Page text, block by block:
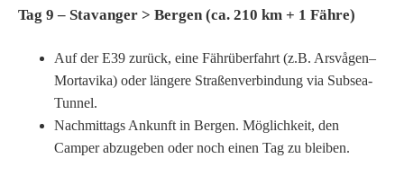
Tag 9 – Stavanger > Bergen (ca. 210 km + 1 Fähre)
Auf der E39 zurück, eine Fährüberfahrt (z.B. Arsvågen–
Mortavika) oder längere Straßenverbindung via Subsea-
Tunnel.
Nachmittags Ankunft in Bergen. Möglichkeit, den
Camper abzugeben oder noch einen Tag zu bleiben.